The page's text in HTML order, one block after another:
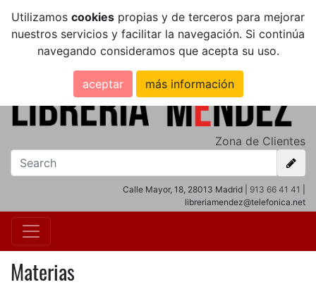
Utilizamos cookies propias y de terceros para mejorar
nuestros servicios y facilitar la navegación. Si continúa
navegando consideramos que acepta su uso.
aceptar más información
Zona de Clientes
Calle Mayor, 18, 28013 Madrid | 913 66 41 41
libreriamendez@telefonica.net
Materias